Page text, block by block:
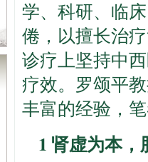
学、科研、临
倦，以擅长治
诊疗上坚持中
疗效。罗颂平
丰富的经验，
1 肾虚为本